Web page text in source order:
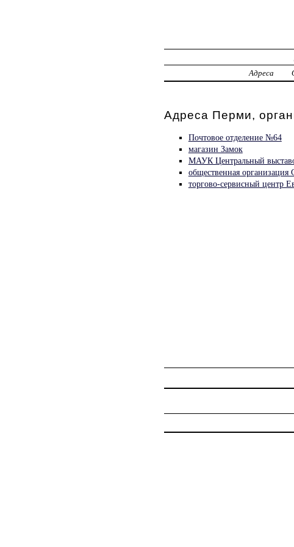
Адреса
Адреса Перми,
Почтовое отделение №64
магазин Замок
МАУК Центральный
общественная
торгово-сервисный центр